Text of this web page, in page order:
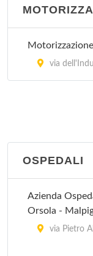
Vergato
via Papa
via
OSPEDALI
Azienda
Orsola -
via Pietro